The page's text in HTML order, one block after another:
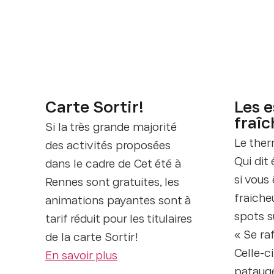
Carte Sortir!
Si la très grande majorité
des activités proposées
dans le cadre de Cet été à
Rennes sont gratuites, les
animations payantes sont à
tarif réduit pour les titulaires
de la carte Sortir!
En savoir plus
Les
Le
Qui dit
si vous
spots
« Se
Celle-